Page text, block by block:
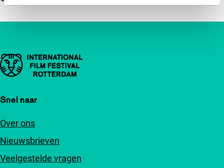
Belangrijke links
Snel naar
Over ons
Nieuwsbrieven
Veelgestelde vragen